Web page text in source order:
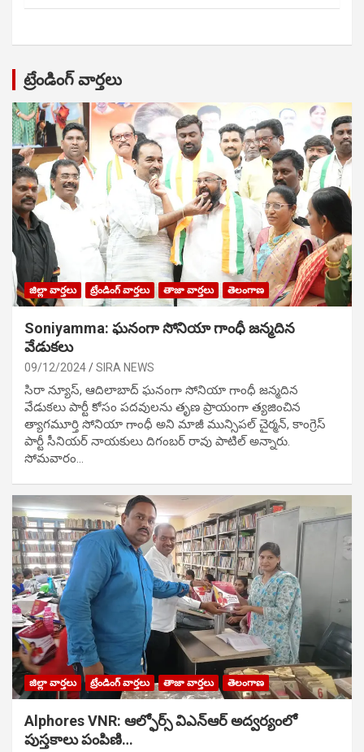
ట్రేండింగ్ వార్తలు
జిల్లా వార్తలు ట్రేండింగ్ వార్తలు తాజా వార్తలు తెలంగాణ
Soniyamma: ఘ‌నంగా సోనియా గాంధీ జ‌న్మ‌దిన
వేడుక‌లు
09/12/2024 SIRA NEWS
సిరా న్యూస్, ఆదిలాబాద్ ఘ‌నంగా సోనియా గాంధీ జ‌న్మ‌దిన
వేడుక‌లు పార్టీ కోసం ప‌ద‌వుల‌ను తృణ ప్రాయంగా త్య‌జించిన
త్యాగమూర్తి సోనియా గాంధీ అని మాజీ మున్సిప‌ల్ చైర్మ‌న్, కాంగ్రెస్
పార్టీ సీనియ‌ర్ నాయ‌కులు దిగంబ‌ర్ రావు పాటిల్ అన్నారు.
సోమవారం…
జిల్లా వార్తలు ట్రేండింగ్ వార్తలు తాజా వార్తలు తెలంగాణ
Alphores VNR: ఆల్ఫోర్స్ విఎన్ఆర్ అద్వర్యంలో
పుస్తకాలు పంపిణి…